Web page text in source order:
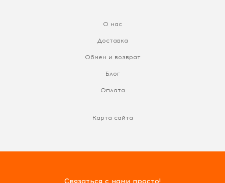
О нас
Доставка
Обмен и возврат
Блог
Оплата
Карта сайта
Связаться с нами просто!